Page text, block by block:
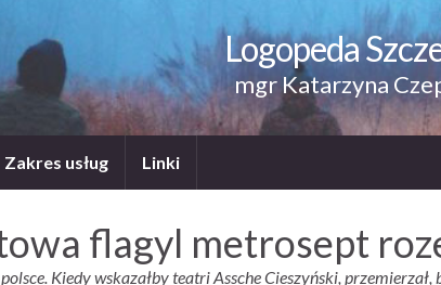
Logopeda
mgr Katarzyna
Zakres usług Linki
flagyl metrosept
Kiedy wskazałby teatri Assche Cieszyński,